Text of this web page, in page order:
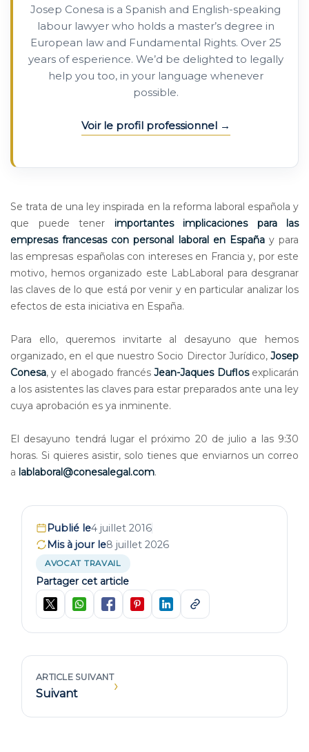
Josep Conesa is a Spanish and English-speaking
labour lawyer who holds a master’s degree in
European law and Fundamental Rights. Over 25
years of esperience. We’d be delighted to legally
help you too, in your language whenever
possible.
Voir le profil professionnel
Se trata de una ley inspirada en la reforma laboral española y
que puede tener importantes implicaciones para las
empresas francesas con personal laboral en Españay para
las empresas españolas con intereses en Francia y, por este
motivo, hemos organizado este LabLaboral para desgranar
las claves de lo que está por venir y en particular analizar los
efectos de esta iniciativa en España.
Para ello, queremos invitarte al desayuno que hemos
organizado, en el que nuestro Socio Director Jurídico, Josep
Conesa, y el abogado francésJean-Jaques Duflos explicarán
a los asistentes las claves para estar preparados ante una ley
cuya aprobación es ya inminente.
El desayuno tendrá lugar el próximo 20 de julio a las 9:30
horas. Si quieres asistir, solo tienes que enviarnos un correo
a lablaboral@conesalegal.com.
Publié le4 juillet 2016
Mis à jour le8 juillet 2026
AVOCAT TRAVAIL
Partager cet article
ARTICLE SUIVANT
Suivant ›